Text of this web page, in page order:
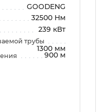
GOODENG
32500 Нм
239 кВт
трубы
1300 мм
900 м